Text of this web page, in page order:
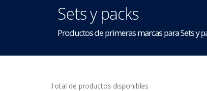
Sets y packs
Productos de primeras marcas para Sets y
Total de productos disponibles